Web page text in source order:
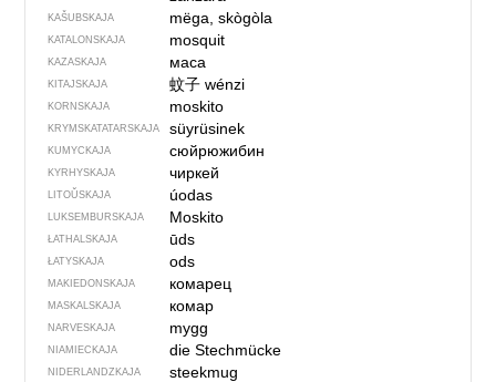
KAŠUBSKAJA mëga, skògòla
KATALONSKAJA mosquit
KAZASKAJA маса
KITAJSKAJA 蚊子wénzi
KORNSKAJA moskito
KRYMSKA­TATARSKAJA süyrüsinek
KUMYCKAJA сюйрюжибин
KYRHYSKAJA чиркей
LITOŬSKAJA úodas
LUKSEMBURSKAJA Moskito
ŁATHALSKAJA ūds
ŁATYSKAJA ods
MAKIEDONSKAJA комарец
MASKALSKAJA комар
NARVESKAJA mygg
NIAMIECKAJA die Stechmücke
NIDERLANDZKAJA steekmug